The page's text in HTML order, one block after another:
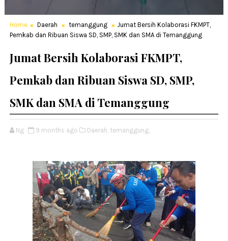
Home Daerah temanggung
Jumat Bersih Kolaborasi FKMPT,
Pemkab dan Ribuan Siswa SD, SMP, SMK dan SMA di Temanggung
Jumat Bersih Kolaborasi FKMPT,
Pemkab dan Ribuan Siswa SD, SMP,
SMK dan SMA di Temanggung
Ng 9 months ago Daerah, temanggung,